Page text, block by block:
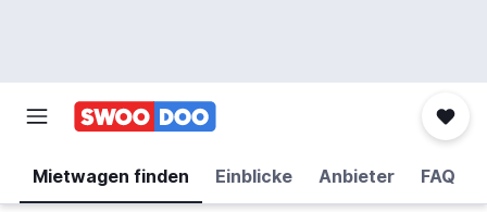
Mietwagen finden Einblicke Anbieter FAQ